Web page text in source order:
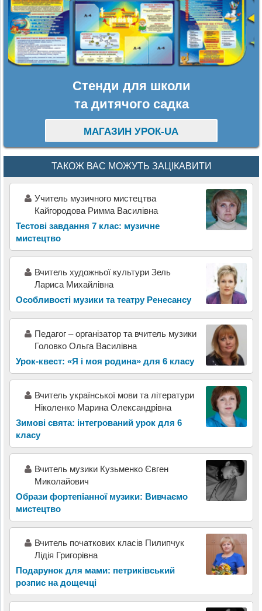
Стенди для школи
та дитячого садка
МАГАЗИН УРОК-UA
ТАКОЖ ВАС МОЖУТЬ ЗАЦІКАВИТИ
Учитель музичного мистецтва
Кайгородова Римма Василівна
Тестові завдання 7 клас: музичне
мистецтво
Вчитель художньої культури Зель
Лариса Михайлівна
Особливості музики та театру Ренесансу
Педагог – організатор та вчитель музики
Головко Ольга Василівна
Урок-квест: «Я і моя родина» для 6 класу
Вчитель української мови та літератури
Ніколенко Марина Олександрівна
Зимові свята: інтегрований урок для 6
класу
Вчитель музики Кузьменко Євген
Миколайович
Образи фортепіанної музики: Вивчаємо
мистецтво
Вчитель початкових класів Пилипчук
Лідія Григорівна
Подарунок для мами: петриківський
розпис на дощечці